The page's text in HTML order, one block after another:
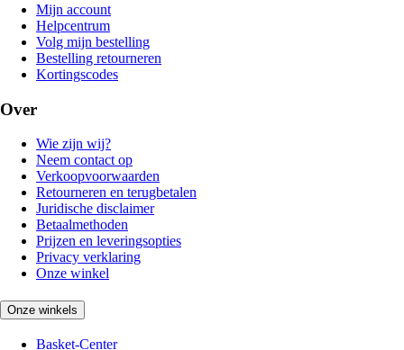
Mijn account
Helpcentrum
Volg mijn bestelling
Bestelling retourneren
Kortingscodes
Over
Wie zijn wij?
Neem contact op
Verkoopvoorwaarden
Retourneren en terugbetalen
Juridische disclaimer
Betaalmethoden
Prijzen en leveringsopties
Privacy verklaring
Onze winkel
Onze winkels
Basket-Center